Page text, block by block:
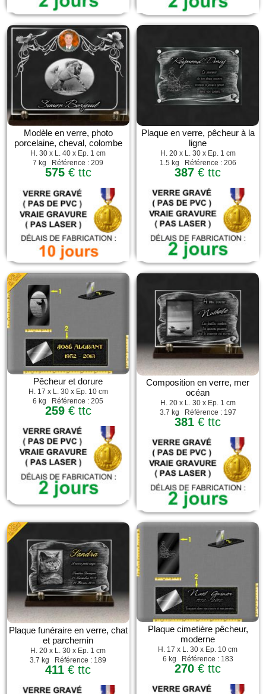
Modèle en verre, photo
porcelaine, cheval, colombe
H. 30 x L. 40 x Ep. 1 cm
7 kg Référence : 209
575€ ttc
Plaque en verre, pêcheur à la
ligne
H. 20 x L. 30 x Ep. 1 cm
1.5 kg Référence : 206
387 € ttc
Pêcheur et dorure
H. 17 x L. 30 x Ep. 10 cm
6 kg Référence : 205
259€ ttc
Composition en verre, mer
océan
H. 20 x L. 30 x Ep. 1 cm
3.7 kg Référence : 197
381 € ttc
Plaque funéraire en verre, chat
et parchemin
H. 20 x L. 30 x Ep. 1 cm
3.7 kg Référence : 189
411 € ttc
Plaque cimetière pêcheur,
moderne
H. 17 x L. 30 x Ep. 10 cm
6 kg Référence : 183
270 € ttc